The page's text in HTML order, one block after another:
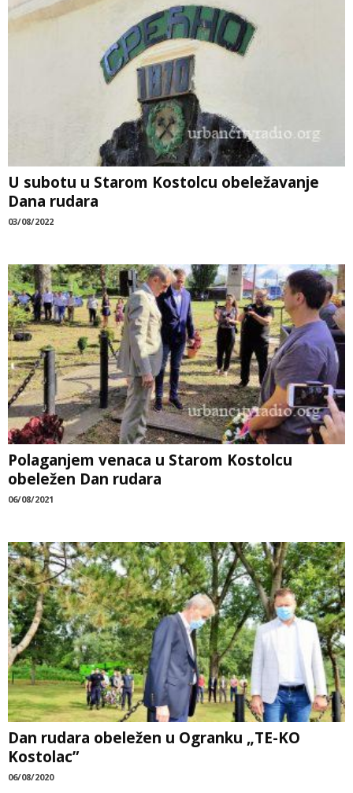
U subotu u Starom Kostolcu obeležavanje
Dana rudara
03/08/2022
Polaganjem venaca u Starom Kostolcu
obeležen Dan rudara
06/08/2021
Dan rudara obeležen u Ogranku „TE-KO
Kostolac”
06/08/2020